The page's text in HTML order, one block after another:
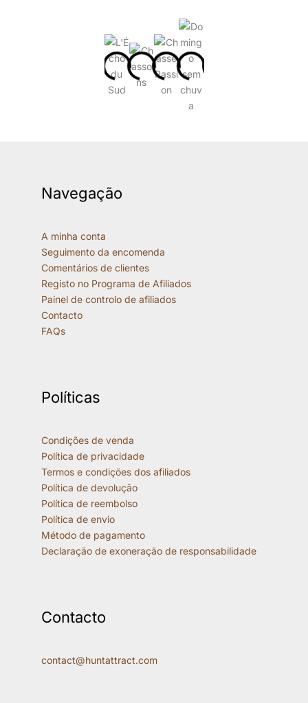
Navegação
A minha conta
Seguimento da encomenda
Comentários de clientes
Registo no Programa de Afiliados
Painel de controlo de afiliados
Contacto
FAQs
Políticas
Condições de venda
Política de privacidade
Termos e condições dos afiliados
Política de devolução
Política de reembolso
Política de envio
Método de pagamento
Declaração de exoneração de responsabilidade
Contacto
contact@huntattract.com